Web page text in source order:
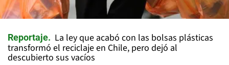
Reportaje
La ley que acabó con las bolsas plásticas
transformó el reciclaje en Chile, pero dejó al
descubierto sus vacíos